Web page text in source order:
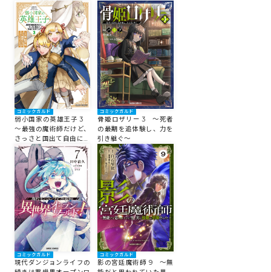
なるので動画配信やって
みます！【異世界⇒日
本】
すモブ転生者～
コミックガルド
弱小国家の英雄王子 3
～最強の魔術師だけど、
さっさと国出て自由に生
きてぇぇ！～
コミックガルド
骨姫ロザリー 3 ～死者
の最期を追体験し、力を
引き継ぐ～
コミックガルド
現代ダンジョンライフの
コミックガルド
影の宮廷魔術師 9 ～無